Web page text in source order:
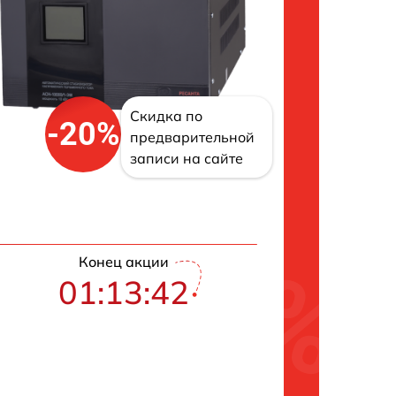
-20%
Скидка по
предварительной
записи на сайте
Конец акции
01:13:41